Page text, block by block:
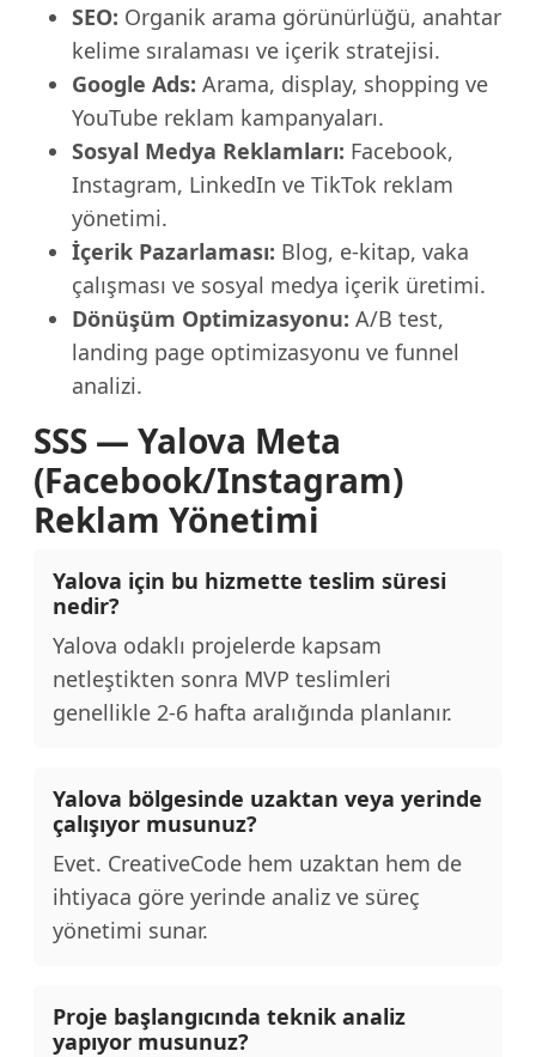
SEO: Organik arama görünürlüğü, anahtar
kelime sıralaması ve içerik stratejisi.
Google Ads: Arama, display, shopping ve
YouTube reklam kampanyaları.
Sosyal Medya Reklamları: Facebook,
Instagram, LinkedIn ve TikTok reklam
yönetimi.
İçerik Pazarlaması: Blog, e-kitap, vaka
çalışması ve sosyal medya içerik üretimi.
Dönüşüm Optimizasyonu: A/B test,
landing page optimizasyonu ve funnel
analizi.
SSS — Yalova Meta
(Facebook/Instagram)
Reklam Yönetimi
Yalova için bu hizmette teslim süresi
nedir?
Yalova odaklı projelerde kapsam
netleştikten sonra MVP teslimleri
genellikle 2-6 hafta aralığında planlanır.
Yalova bölgesinde uzaktan veya yerinde
çalışıyor musunuz?
Evet. CreativeCode hem uzaktan hem de
ihtiyaca göre yerinde analiz ve süreç
yönetimi sunar.
Proje başlangıcında teknik analiz
yapıyor musunuz?